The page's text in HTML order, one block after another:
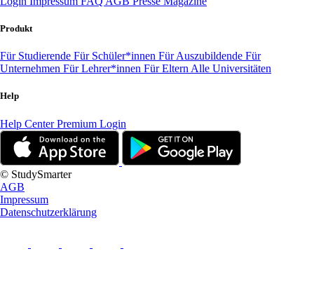
Produkt
Für Studierende Für Schüler*innen Für Auszubildende Für
Unternehmen Für Lehrer*innen Für Eltern Alle Universitäten
Help
Help CenterPremium Login
© StudySmarter
AGB
Impressum
Datenschutzerklärung